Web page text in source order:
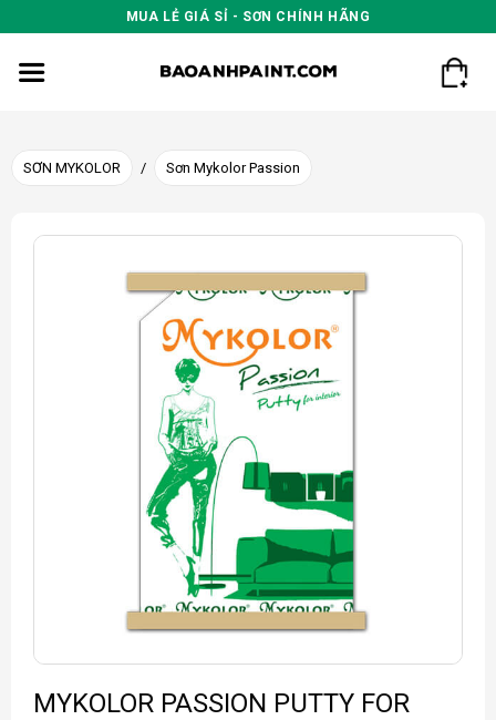
to
content
MUA LẺ GIÁ SỈ - SƠN CHÍNH HÃNG
SƠN MYKOLOR / Sơn Mykolor Passion
MYKOLOR PASSION PUTTY FOR